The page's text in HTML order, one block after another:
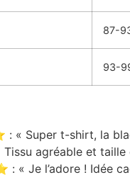
87-
93-
« Super t-shirt, la
agréable et
: « Je l’adore ! Idée